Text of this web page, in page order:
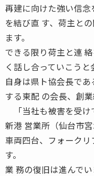
再建に向けた強い信
を結び直 す、荷主と
ます。
できる限り荷主と連
く話し合っていこう
自身は県ト協会長で
する東配 の会長、創
「当社も被害を受け
新港 営業所（仙台市
車両四台、フォーク
す。
業 務の復旧は進んで